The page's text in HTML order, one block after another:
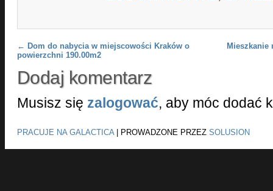
Post navigation
← Dom do nabycia w miejscowości Kraków o
powierzchni 190.00m2
Dodaj komentarz
Musisz się zalogować, aby móc dodać
PRACUJE NA GALACTICA| PROWADZONE PRZEZ SOLUSION